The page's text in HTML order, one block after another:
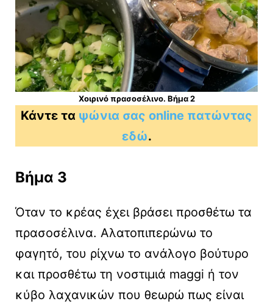
Χοιρινό πρασοσέλινο. Βήμα 2
Κάντε τα ψώνια σας online πατώντας
εδώ.
Βήμα 3
Όταν το κρέας έχει βράσει προσθέτω τα
πρασοσέλινα. Αλατοπιπερώνω το
φαγητό, του ρίχνω το ανάλογο βούτυρο
και προσθέτω τη νοστιμιά maggi ή τον
κύβο λαχανικών που θεωρώ πως είναι